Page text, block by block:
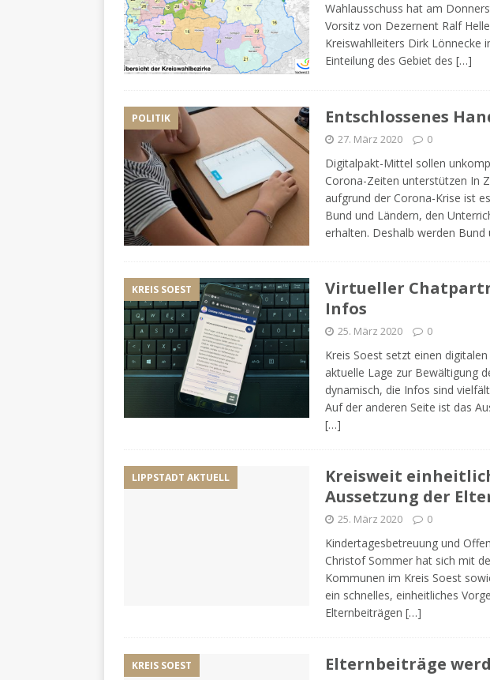
Wahlausschuss hat am
Vorsitz von Dezernent Ralf
Kreiswahlleiters Dirk Lönnecke
Einteilung des Gebiet des […]
POLITIK Entschlossenes
27. März 2020 0
Digitalpakt-Mittel sollen
Corona-Zeiten unterstützen In
aufgrund der Corona-Krise ist
Bund und Ländern, den
erhalten. Deshalb werden
KREIS SOEST
Virtueller
Infos
25. März 2020 0
Kreis Soest setzt einen
aktuelle Lage zur Bewältigung
dynamisch, die Infos sind
Auf der anderen Seite ist das
[…]
LIPPSTADT AKTUELL
Kreisweit
Aussetzung der
25. März 2020 0
Kindertagesbetreuung und
Christof Sommer hat sich mit
Kommunen im Kreis Soest
ein schnelles, einheitliches
Elternbeiträgen […]
KREIS SOEST Elternbeiträge